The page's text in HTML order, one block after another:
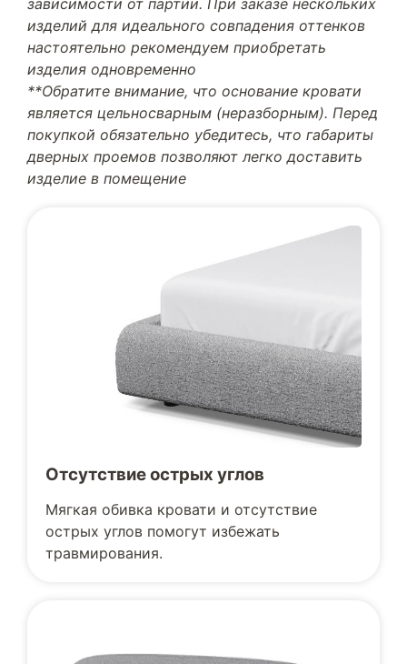
зависимости от партии. При заказе нескольких
изделий для идеального совпадения оттенков
настоятельно рекомендуем приобретать
изделия одновременно
**Обратите внимание, что основание кровати
является цельносварным (неразборным). Перед
покупкой обязательно убедитесь, что габариты
дверных проемов позволяют легко доставить
изделие в помещение
Отсутствие острых углов
Мягкая обивка кровати и отсутствие
острых углов помогут избежать
травмирования.